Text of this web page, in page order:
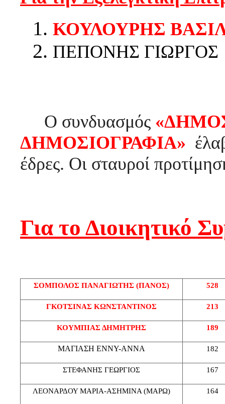
ΚΟΥΛΟΥΡΗΣ
ΠΕΠΟΝΗΣ
Ο συνδυασμός
ΔΗΜΟΣΙΟΓΡΑΦΙΑ»
έδρες. Οι σταυροί
Για το Διοικητικό
ΣΟΜΠΟΛΟΣ ΠΑΝΑΓΙΩΤΗΣ (ΠΑΝΟΣ) 528
ΓΚΟΤΣΙΝΑΣ ΚΩΝΣΤΑΝΤΙΝΟΣ 213
ΚΟΥΜΠΙΑΣ ΔΗΜΗΤΡΗΣ 189
ΜΑΓΙΑΣΗ ΕΝΝΥ-ΑΝΝΑ 182
ΣΤΕΦΑΝΗΣ ΓΕΩΡΓΙΟΣ 167
ΛΕΟΝΑΡΔΟΥ ΜΑΡΙΑ-ΑΣΗΜΙΝΑ (ΜΑΡΩ) 164